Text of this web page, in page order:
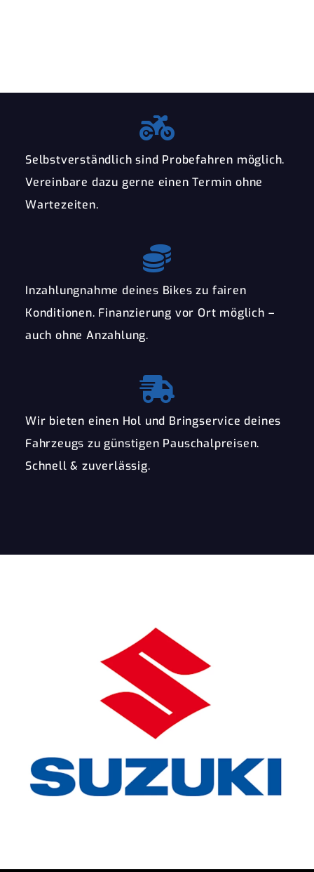
Selbstverständlich sind Probefahren möglich.
Vereinbare dazu gerne einen Termin ohne
Wartezeiten.
Inzahlungnahme deines Bikes zu fairen
Konditionen. Finanzierung vor Ort möglich –
auch ohne Anzahlung.
Wir bieten einen Hol und Bringservice deines
Fahrzeugs zu günstigen Pauschalpreisen.
Schnell & zuverlässig.